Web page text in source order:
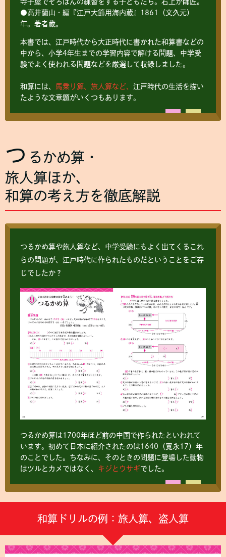
●高井蘭山・編『江戸大節用海内蔵』1861（文久元）
年。著者蔵。
本書では、江戸時代から大正時代に書かれた和算書などの
中から、小学4年生までの学習内容で解ける問題、中学受
験でよく使われる問題などを厳選して収録しました。
和算には、 馬乗り算、旅人算など、 江戸時代の生活を描い
たような文章題がいくつもあります。
つ るかめ算・
旅人算ほか、
和算の考え方を徹底解説
つるかめ算や旅人算など、中学受験にもよく出てくるこれ
らの問題が、江戸時代に作られたものだということをご存
じでしたか？
つるかめ算は1700年ほど前の中国で作られたといわれて
います。初めて日本に紹介されたのは1640（寛永17）年
のことでした。ちなみに、そのときの問題に登場した動物
はツルとカメではなく、 キジとウサギでした。
和算ドリルの例：旅人算、盗人算